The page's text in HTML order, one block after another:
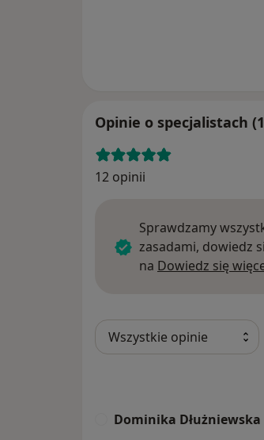
Opinie o specjalistach
12 opinii
Sprawdzamy
zasadami, dowiedz
na Dowiedz się
Dominika Dłużniewska